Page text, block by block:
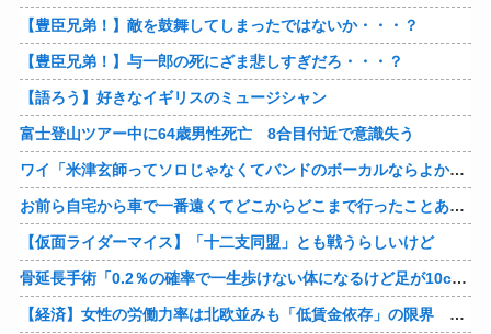
【豊臣兄弟！】敵を鼓舞してしまったではないか・・・？
【豊臣兄弟！】与一郎の死にざま悲しすぎだろ・・・？
【語ろう】好きなイギリスのミュージシャン
富士登山ツアー中に64歳男性死亡 8合目付近で意識失う
ワイ「米津玄師ってソロじゃなくてバンドのボーカルならよかったよね」
お前ら自宅から車で一番遠くてどこからどこまで行ったことある？
【仮面ライダーマイス】「十二支同盟」とも戦うらしいけど
骨延長手術「0.2％の確率で一生歩けない体になるけど足が10cm伸びます」←コスパ良すぎるだろ
【経済】女性の労働力率は北欧並みも「低賃金依存」の限界 団塊世代の完全引退で、企業が迫られる“最後の選択”